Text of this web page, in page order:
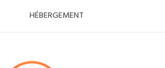
HÉBERGEMENT